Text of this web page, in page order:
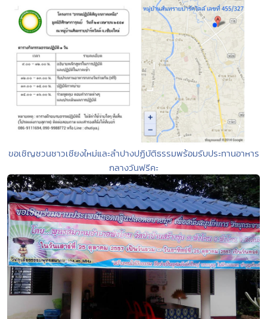
ขอเชิญชวนชาวเชียงใหม่และลำปางปฏิบัติธรรมพร้อมรับประทานอาหาร
กลางวันฟรีคะ